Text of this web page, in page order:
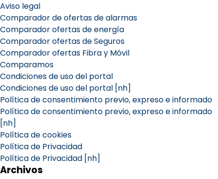
Aviso legal
Comparador de ofertas de alarmas
Comparador ofertas de energía
Comparador ofertas de Seguros
Comparador ofertas Fibra y Móvil
Comparamos
Condiciones de uso del portal
Condiciones de uso del portal [nh]
Política de consentimiento previo, expreso e informado
Política de consentimiento previo, expreso e informado
[nh]
Política de cookies
Política de Privacidad
Política de Privacidad [nh]
Archivos